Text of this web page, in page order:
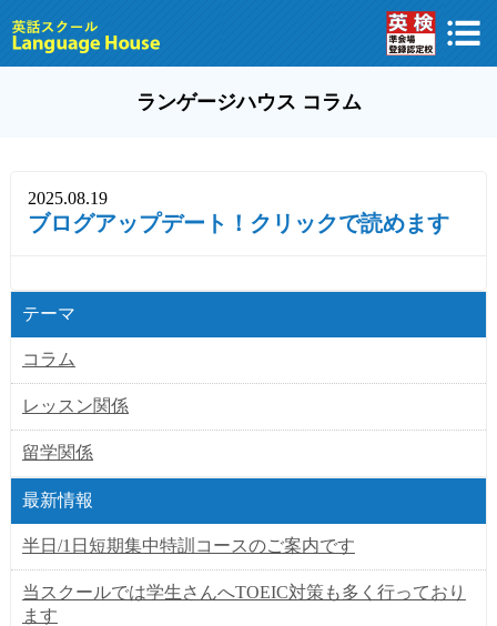
ランゲージハウス コラム
2025.08.19
ブログアップデート！クリックで読めます
テーマ
コラム
レッスン関係
留学関係
最新情報
半日/1日短期集中特訓コースのご案内です
当スクールでは学生さんへTOEIC対策も多く行っており
ます